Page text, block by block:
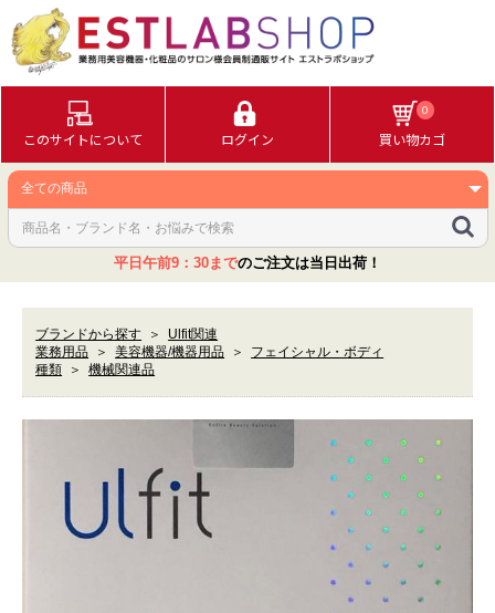
このサイトについて ログイン
0
買い物カゴ
平日午前9：30までのご注文は当日出荷！
ブランドから探す ＞
Ulfit関連
業務用品
＞ 美容機器/機器用品 ＞
フェイシャル・ボディ
種類
＞ 機械関連品